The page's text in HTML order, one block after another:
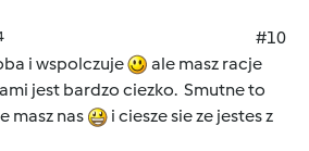
#10
i wspolczuje
ale masz racje
jest bardzo ciezko. Smutne to
masz nas
i ciesze sie ze jestes z